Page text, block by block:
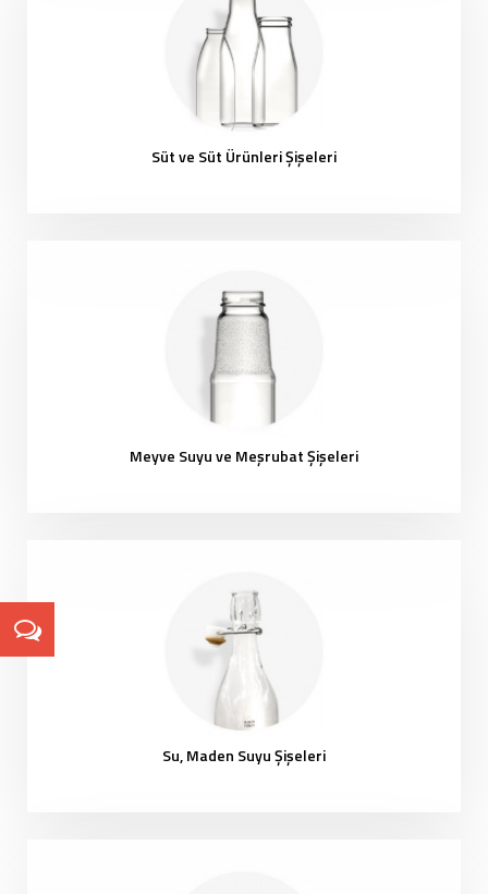
Süt ve Süt Ürünleri Şişeleri
Meyve Suyu ve Meşrubat Şişeleri
Su, Maden Suyu Şişeleri